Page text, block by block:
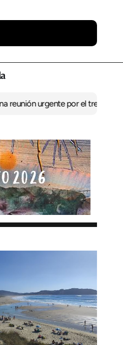
por el trenEl BNG exige la